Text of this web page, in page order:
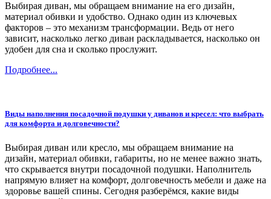
Выбирая диван, мы обращаем внимание на его дизайн,
материал обивки и удобство. Однако один из ключевых
факторов – это механизм трансформации. Ведь от него
зависит, насколько легко диван раскладывается, насколько он
удобен для сна и сколько прослужит.
Подробнее...
Виды наполнения посадочной подушки у диванов и кресел: что выбрать
для комфорта и долговечности?
Выбирая диван или кресло, мы обращаем внимание на
дизайн, материал обивки, габариты, но не менее важно знать,
что скрывается внутри посадочной подушки. Наполнитель
напрямую влияет на комфорт, долговечность мебели и даже на
здоровье вашей спины. Сегодня разберёмся, какие виды